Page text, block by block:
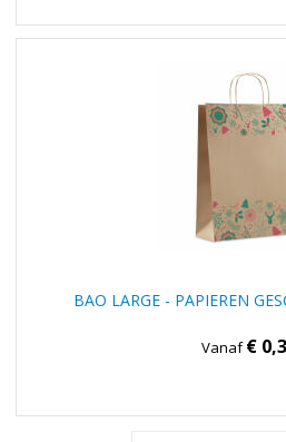
BAO LARGE - PAPIEREN
Vanaf€